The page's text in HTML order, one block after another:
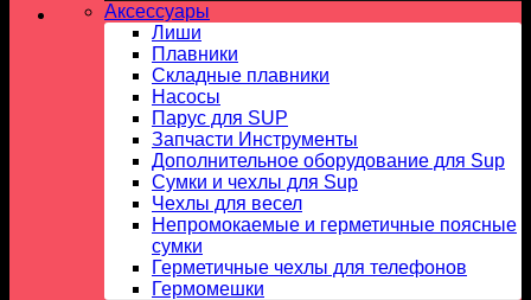
Аксессуары
Лиши
Плавники
Складные плавники
Насосы
Парус для SUP
Запчасти Инструменты
Дополнительное оборудование для Sup
Сумки и чехлы для Sup
Чехлы для весел
Непромокаемые и герметичные поясные
сумки
Герметичные чехлы для телефонов
Гермомешки